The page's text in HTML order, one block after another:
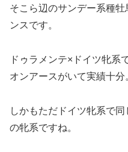
そこら辺のサンデー系種
ンスです。
ドゥラメンテ×ドイツ牝系
オンアースがいて実績十分
しかもただドイツ牝系で
の牝系ですね。